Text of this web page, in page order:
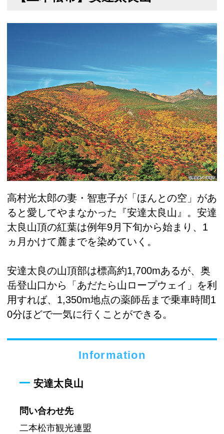
高村光太郎の妻・智恵子が「ほんとの空」があ
ると愛してやまなかった『安達太良山』。安達
太良山頂の紅葉は例年9月下旬から始まり、1
ヵ月かけて麓までを染めていく。
安達太良の山頂部は標高約1,700mあるが、奥
岳登山口から「あだたら山ロープウェイ」を利
用すれば、1,350m地点の薬師岳まで乗車時間1
0分ほどで一気に行くことができる。
Information
安達太良山
問い合わせ先
二本松市観光連盟